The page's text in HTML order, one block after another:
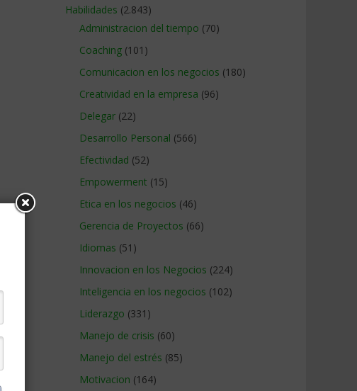
Habilidades (2.843)
Administracion del tiempo (70)
Coaching (101)
Comunicacion en los negocios (180)
Creatividad en la empresa (96)
Delegar (22)
Desarrollo Personal (566)
Efectividad (52)
Empowerment (15)
Etica en los negocios (46)
Gerencia de Proyectos (66)
Idiomas (51)
Innovacion en los Negocios (224)
Inteligencia en los negocios (102)
Liderazgo (331)
Manejo de crisis (60)
Manejo del estrés (85)
Motivacion (164)